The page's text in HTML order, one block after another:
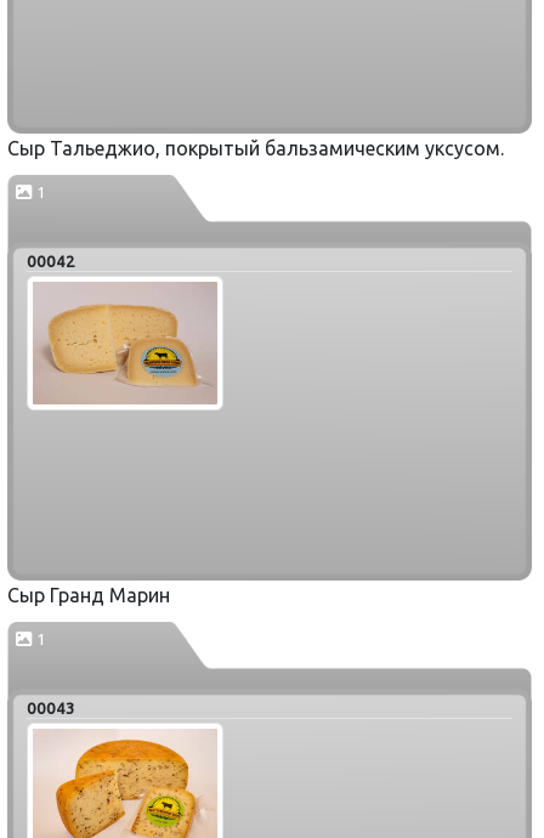
Сыр Тальеджио, покрытый бальзамическим уксусом.
1
00042
Сыр Гранд Марин
1
00043